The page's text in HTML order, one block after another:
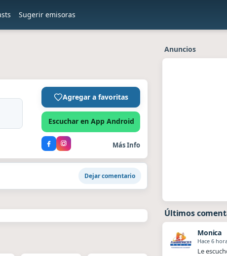
Sugerir emisoras
Agregar a favoritas
Escuchar en App Android
Más Info
Dejar comentario
Anuncios
Últimos
Monica
Hace 6
Le